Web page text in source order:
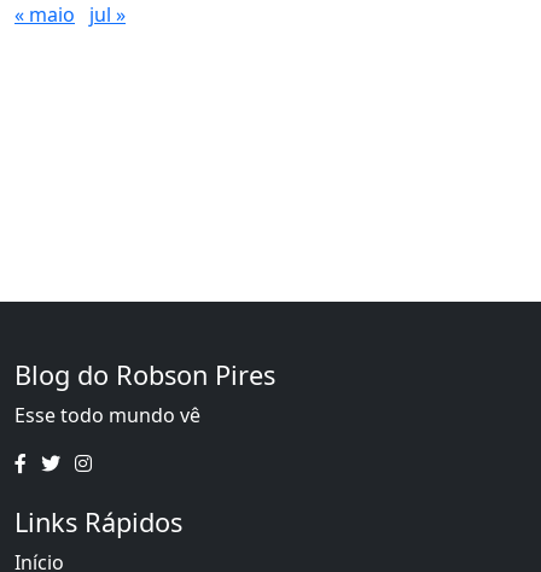
« maio jul »
Blog do Robson Pires
Esse todo mundo vê
Links Rápidos
Início